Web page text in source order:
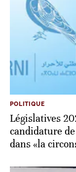
POLITIQUE
Législatives
candidature
dans «la